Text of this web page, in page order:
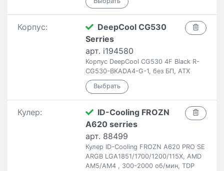
Корпус:
DeepCool CG530
Serries
арт. i194580
Корпус DeepCool CG530 4F Black R-
CG530-BKADA4-G-1, без БП, ATX
Кулер:
ID-Cooling FROZN
A620 serries
арт. 88499
Кулер ID-Cooling FROZN A620 PRO SE
ARGB LGA1851/1700/1200/115X, AMD
AM5/AM4 , 300-2000 об/мин, TDP